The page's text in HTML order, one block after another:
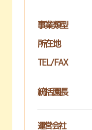
事業類型
所在地
TEL/FAX
統括園長
運営会社